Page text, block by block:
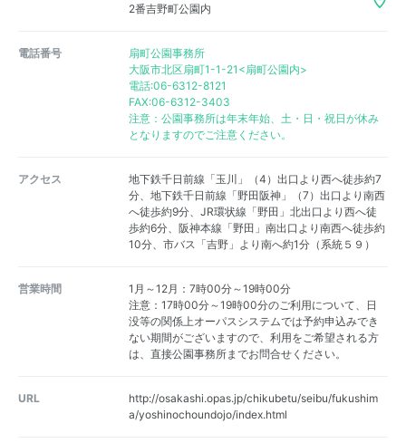
2番吉野町公園内
電話番号
扇町公園事務所
大阪市北区扇町1-1-21<扇町公園内>
電話:06-6312-8121
FAX:06-6312-3403
注意：公園事務所は年末年始、土・日・祝日が休み
となりますのでご注意ください。
アクセス
地下鉄千日前線「玉川」（4）出口より西へ徒歩約7
分、地下鉄千日前線「野田阪神」（7）出口より南西
へ徒歩約9分、JR環状線「野田」北出口より西へ徒
歩約6分、阪神本線「野田」南出口より南西へ徒歩約
10分、市バス「吉野」より南へ約1分（系統５９）
営業時間
1月～12月：7時00分～19時00分
注意：17時00分～19時00分のご利用について、日
没等の関係上オーパスシステムでは予約申込みでき
ない期間がございますので、利用をご希望される方
は、直接公園事務所までお問合せください。
URL
http://osakashi.opas.jp/chikubetu/seibu/fukushim
a/yoshinochoundojo/index.html